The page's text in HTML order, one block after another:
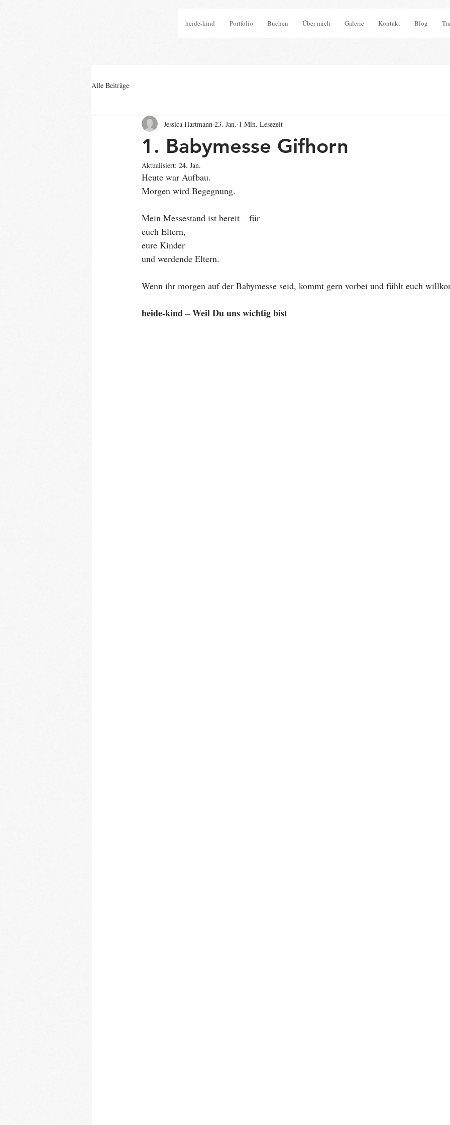
heide-kind Portfolio Buchen Über mich Galerie Kontakt Blog
Alle Beiträge
1. Babymesse Gifhorn
Jessica Hartmann 23. Jan. 1 Min. Lesezeit
Aktualisiert: 24. Jan.
Heute war Aufbau.
Morgen wird Begegnung.
Mein Messestand ist bereit – für
euch Eltern,
eure Kinder
und werdende Eltern.
Wenn ihr morgen auf der Babymesse seid, kommt gern vorbei und fühlt euch
heide-kind – Weil Du uns wichtig bist